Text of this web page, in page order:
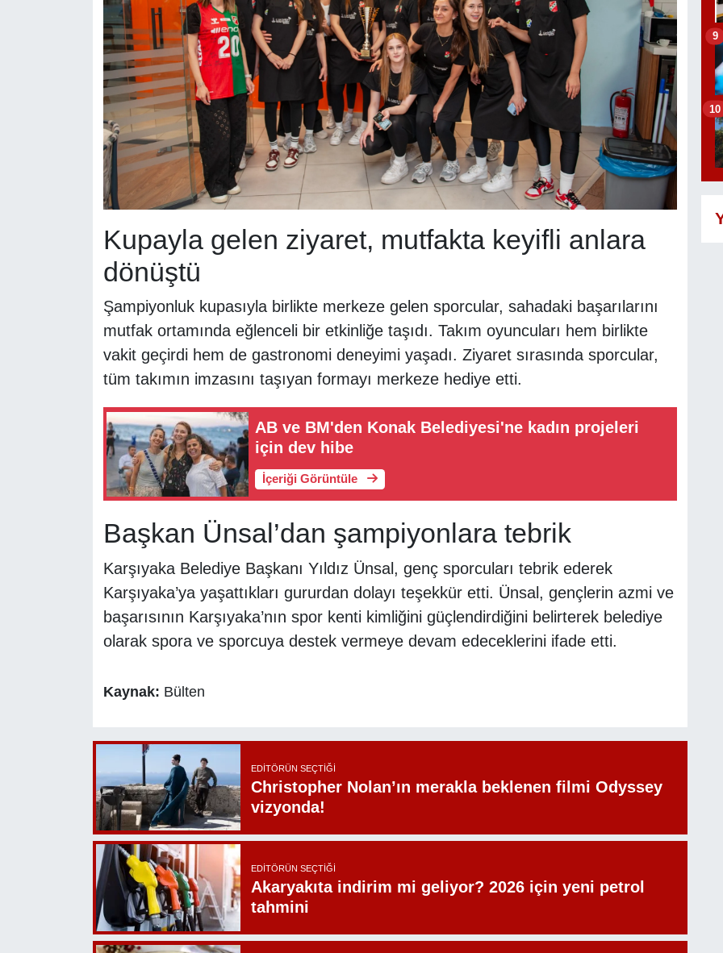
Kupayla gelen ziyaret, mutfakta keyifli anlara
dönüştü
Şampiyonluk kupasıyla birlikte merkeze gelen sporcular, sahadaki başarılarını
mutfak ortamında eğlenceli bir etkinliğe taşıdı. Takım oyuncuları hem birlikte
vakit geçirdi hem de gastronomi deneyimi yaşadı. Ziyaret sırasında sporcular,
tüm takımın imzasını taşıyan formayı merkeze hediye etti.
AB ve BM'den Konak Belediyesi'ne kadın projeleri
için dev hibe
İçeriği Görüntüle
Başkan Ünsal’dan şampiyonlara tebrik
Karşıyaka Belediye Başkanı Yıldız Ünsal, genç sporcuları tebrik ederek
Karşıyaka’ya yaşattıkları gururdan dolayı teşekkür etti. Ünsal, gençlerin azmi ve
başarısının Karşıyaka’nın spor kenti kimliğini güçlendirdiğini belirterek belediye
olarak spora ve sporcuya destek vermeye devam edeceklerini ifade etti.
Kaynak: Bülten
EDITÖRÜN SEÇTIĞI
Christopher Nolan’ın merakla beklenen filmi Odyssey
vizyonda!
EDITÖRÜN SEÇTIĞI
Akaryakıta indirim mi geliyor? 2026 için yeni petrol
tahmini
9
10